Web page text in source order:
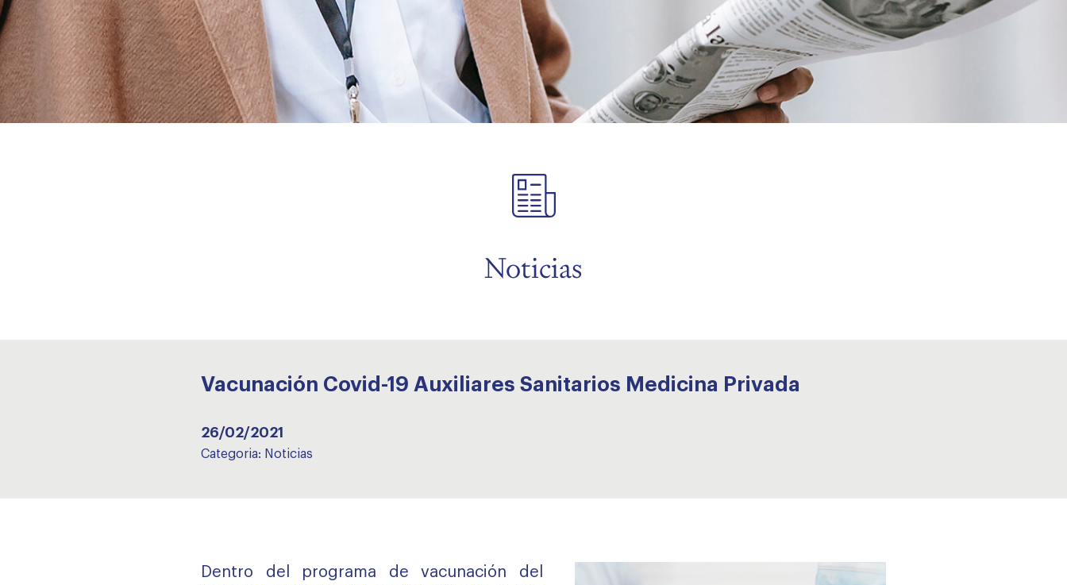
Noticias
Vacunación Covid-19 Auxiliares Sanitarios Medicina Privada
26/02/2021
Categoria: Noticias
Dentro del programa de vacunación del